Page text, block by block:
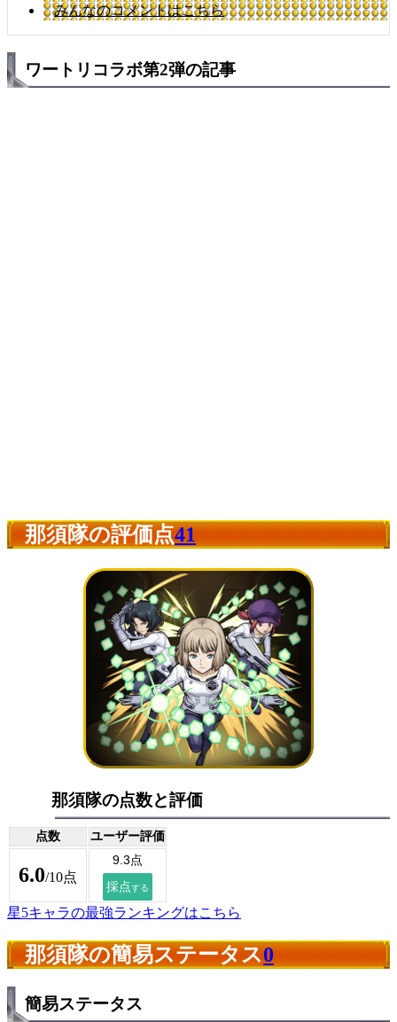
みんなのコメントはこちら
ワートリコラボ第2弾の記事
那須隊の評価点41
那須隊の点数と評価
点数 ユーザー評価
6.0/10点
星5キャラの最強ランキングはこちら
那須隊の簡易ステータス0
簡易ステータス